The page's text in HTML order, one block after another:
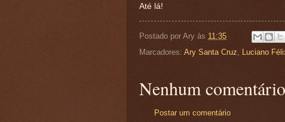
Até lá!
Postado por Ary às 11:35
Marcadores: Ary Santa Cruz, Luciano
Nenhum
Postar um comentário